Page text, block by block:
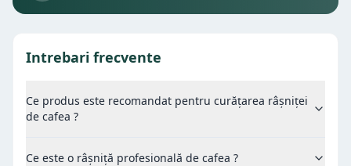
Intrebari frecvente
Ce produs este recomandat pentru curățarea râșniței
de cafea ?
Ce este o râșniță profesională de cafea ?